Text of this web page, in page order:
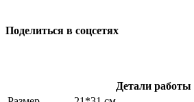
Поделиться в соцсетях
Детали работы